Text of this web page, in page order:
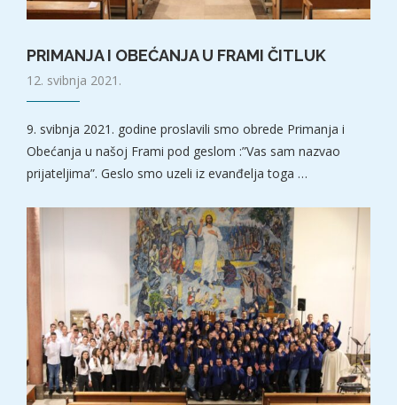
PRIMANJA I OBEĆANJA U FRAMI ČITLUK
12. svibnja 2021.
9. svibnja 2021. godine proslavili smo obrede Primanja i
Obećanja u našoj Frami pod geslom :”Vas sam nazvao
prijateljima”. Geslo smo uzeli iz evanđelja toga …